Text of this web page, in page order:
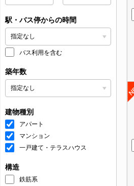
駅・バス停からの時間
バス利用を含む
築年数
建物種別
アパート
マンション
一戸建て・テラスハウス
構造
鉄筋系